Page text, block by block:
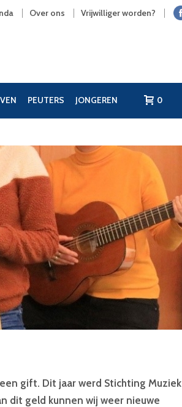
Over ons Vrijwilliger worden?
PEUTERS JONGEREN 0
gift. Dit jaar werd Stichting Muziek
dit geld kunnen wij weer nieuwe